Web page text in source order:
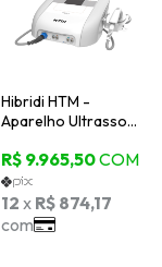
Hibridi HTM -
Aparelho Ultrassom
Terapias
Combinadas